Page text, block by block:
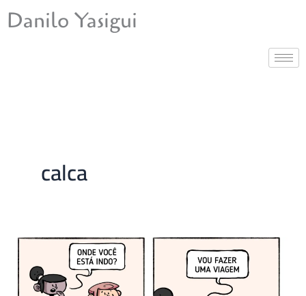
para
Danilo Yasigui
calca